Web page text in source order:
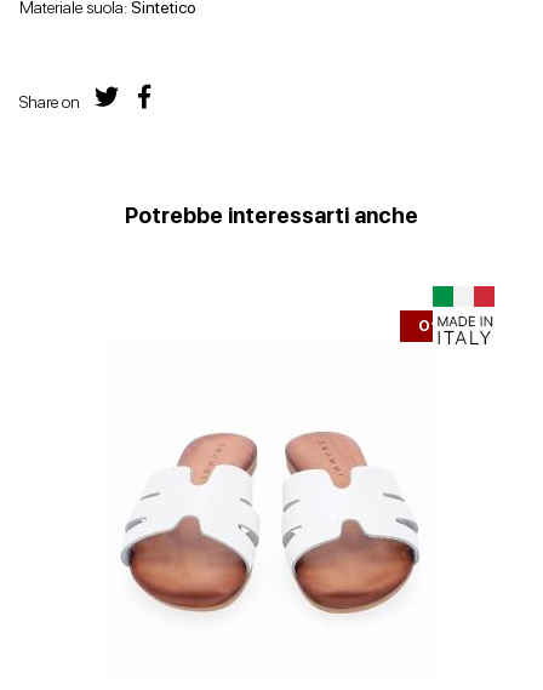
Materiale suola:Sintetico
Share on
Potrebbe interessarti anche
Offerta